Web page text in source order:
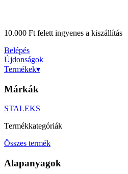
10.000 Ft felett ingyenes a kiszállítás
Belépés
Újdonságok
Termékek▾
Márkák
STALEKS
Termékkategóriák
Összes termék
Alapanyagok